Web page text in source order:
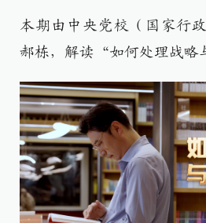
本期由中央党校（国家行
郝栋，解读“如何处理战略